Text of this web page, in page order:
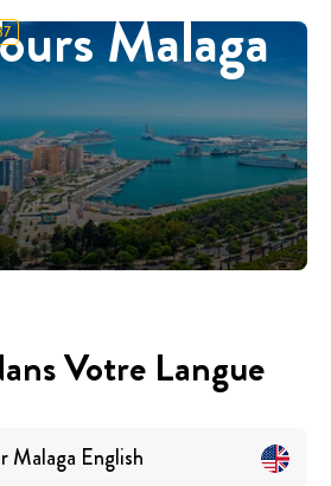
Malaga
Votre Langue
Malaga English